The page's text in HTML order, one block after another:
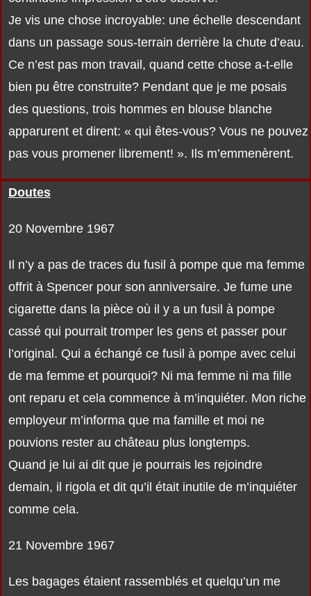
Je vis une chose incroyable: une échelle descendant
dans un passage sous-terrain derrière la chute d’eau.
Ce n’est pas mon travail, quand cette chose a-t-elle
bien pu être construite? Pendant que je me posais
des questions, trois hommes en blouse blanche
apparurent et dirent: « qui êtes-vous? Vous ne pouvez
pas vous promener librement! ». Ils m’emmenèrent.
Doutes
20 Novembre 1967
Il n’y a pas de traces du fusil à pompe que ma femme
offrit à Spencer pour son anniversaire. Je fume une
cigarette dans la pièce où il y a un fusil à pompe
cassé qui pourrait tromper les gens et passer pour
l’original. Qui a échangé ce fusil à pompe avec celui
de ma femme et pourquoi? Ni ma femme ni ma fille
ont reparu et cela commence à m’inquiéter. Mon riche
employeur m’informa que ma famille et moi ne
pouvions rester au château plus longtemps.
Quand je lui ai dit que je pourrais les rejoindre
demain, il rigola et dit qu’il était inutile de m’inquiéter
comme cela.
21 Novembre 1967
Les bagages étaient rassemblés et quelqu’un me